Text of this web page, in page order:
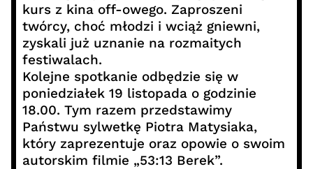
kurs z kina off-owego. Zaproszeni
twórcy, choć młodzi i wciąż gniewni,
zyskali już uznanie na rozmaitych
festiwalach.
Kolejne spotkanie odbędzie się w
poniedziałek 19 listopada o godzinie
18.00. Tym razem przedstawimy
Państwu sylwetkę Piotra Matysiaka,
który zaprezentuje oraz opowie o swoim
autorskim filmie „53:13 Berek”.